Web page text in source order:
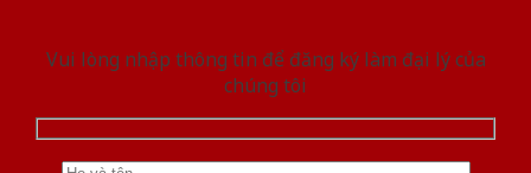
Vui lòng nhập thông tin để đăng ký làm đại lý của
chúng tôi